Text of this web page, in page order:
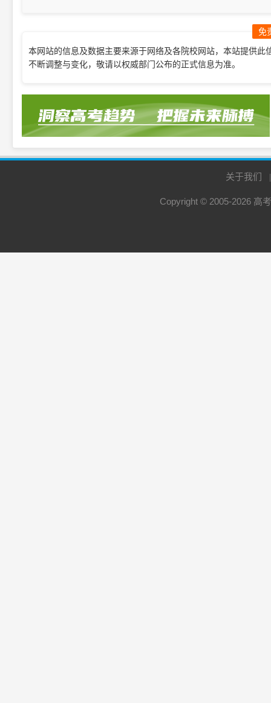
免
本网站的信息及数据主要来源于网络及各院校网站，本站提供
不断调整与变化，敬请以权威部门公布的正式信息为准。
关于我们
Copyright © 2005-2026 高